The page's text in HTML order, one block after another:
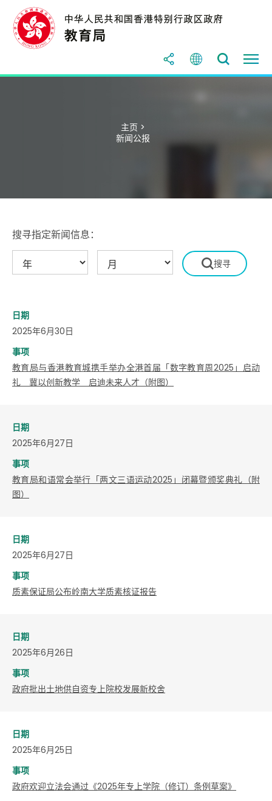
主页 >
新闻公报
搜寻指定新闻信息：
日期
2025年6月30日
事项
教育局与香港教育城携手举办全港首届「数字教育周2025」启动
礼 冀以创新教学 启迪未来人才（附图）
日期
2025年6月27日
事项
教育局和语常会举行「两文三语运动2025」闭幕暨颁奖典礼（附
图）
日期
2025年6月27日
事项
质素保证局公布岭南大学质素核证报告
日期
2025年6月26日
事项
政府批出土地供自资专上院校发展新校舍
日期
2025年6月25日
事项
政府欢迎立法会通过《2025年专上学院（修订）条例草案》